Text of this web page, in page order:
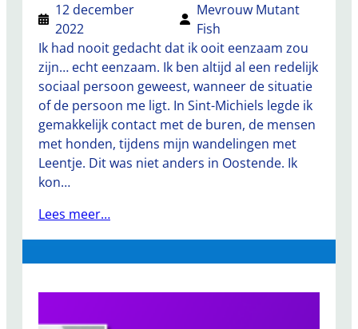
12 december
2022
Mevrouw Mutant
Fish
Ik had nooit gedacht dat ik ooit eenzaam zou
zijn… echt eenzaam. Ik ben altijd al een redelijk
sociaal persoon geweest, wanneer de situatie
of de persoon me ligt. In Sint-Michiels legde ik
gemakkelijk contact met de buren, de mensen
met honden, tijdens mijn wandelingen met
Leentje. Dit was niet anders in Oostende. Ik
kon…
Lees meer…